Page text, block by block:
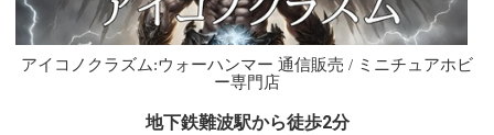
アイコノクラズム:ウォーハンマー 通信販売 / ミニチュアホビ
ー専門店
地下鉄難波駅から徒歩2分